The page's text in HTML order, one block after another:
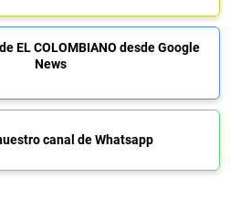
EL COLOMBIANO desde Google
News
canal de Whatsapp